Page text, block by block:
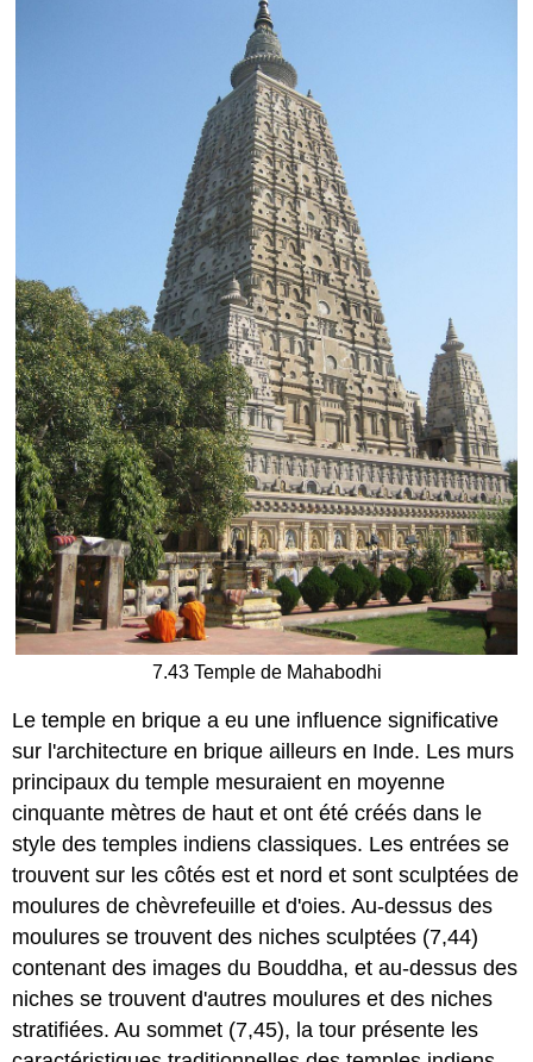
7.43 Temple de Mahabodhi
Le temple en brique a eu une influence significative
sur l'architecture en brique ailleurs en Inde. Les murs
principaux du temple mesuraient en moyenne
cinquante mètres de haut et ont été créés dans le
style des temples indiens classiques. Les entrées se
trouvent sur les côtés est et nord et sont sculptées de
moulures de chèvrefeuille et d'oies. Au-dessus des
moulures se trouvent des niches sculptées (7,44)
contenant des images du Bouddha, et au-dessus des
niches se trouvent d'autres moulures et des niches
stratifiées. Au sommet (7,45), la tour présente les